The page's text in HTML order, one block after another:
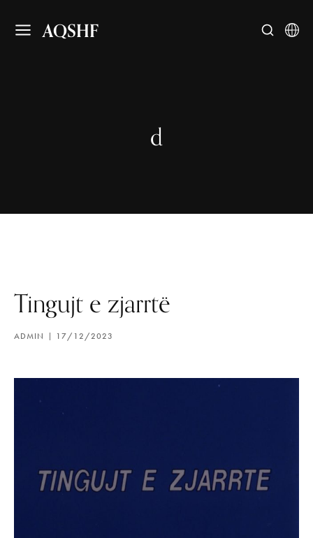
AQSHF
d
Tingujt e zjarrtë
ADMIN 17/12/2023